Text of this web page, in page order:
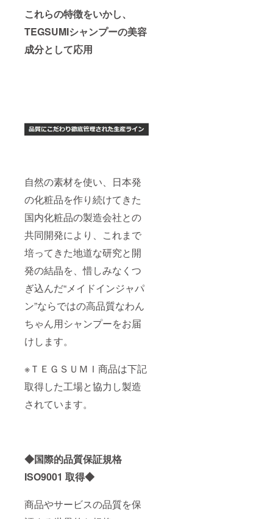
これらの特徴をいかし、
TEGSUMIシャンプーの美容
成分として応用
自然の素材を使い、日本発
の化粧品を作り続けてきた
国内化粧品の製造会社との
共同開発により、これまで
培ってきた地道な研究と開
発の結晶を、惜しみなくつ
ぎ込んだ“メイドインジャパ
ン”ならではの高品質なわん
ちゃん用シャンプーをお届
けします。
※ＴＥＧＳＵＭＩ商品は下記
取得した工場と協力し製造
されています。
◆国際的品質保証規格
ISO9001 取得◆
商品やサービスの品質を保